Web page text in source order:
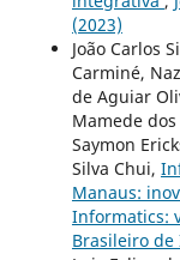
(2023)
João Carlos
Carminé,
de Aguiar
Mamede
Saymon
Silva Chui,
Manaus:
Informatics:
Brasileiro